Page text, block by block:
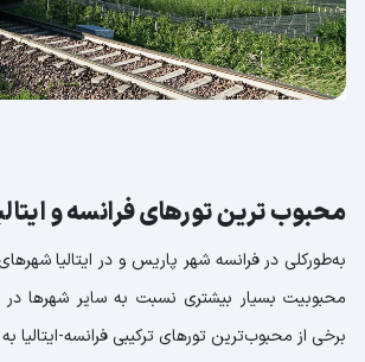
محبوب ترین تورهای فرانسه و
به‌طورکلی در فرانسه شهر پاریس و در ایتالیا
محبوبیت بسیار بیشتری نسبت به سایر شهرها در
برخی از محبوب‌ترین تورهای ترکیبی فرانسه-ایتالیا